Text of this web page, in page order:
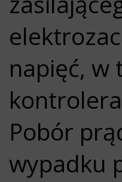
napięć, w
Pobór
wypadku